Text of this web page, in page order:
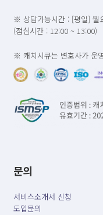
※ 상담가능시간 : [평일] 월
(점심시간 : 12:00 ~ 13:00)
※ 캐치시큐는 변호사가 운
문의
서비스소개서 신청
도입문의